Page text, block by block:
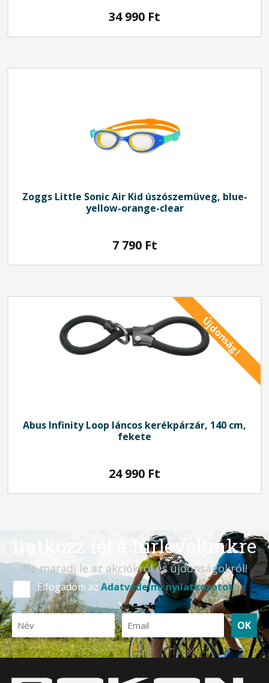
34 990 Ft
Zoggs Little Sonic Air Kid úszószemüveg, blue-
yellow-orange-clear
7 790 Ft
Újdonság!
Abus Infinity Loop láncos kerékpárzár, 140 cm,
fekete
24 990 Ft
Iratkozz fel a hírlevelünkre
Ne maradj le az akciókról és újdonságokról!
Elfogadom az Adatvédelmi nyilatkozatot
OK